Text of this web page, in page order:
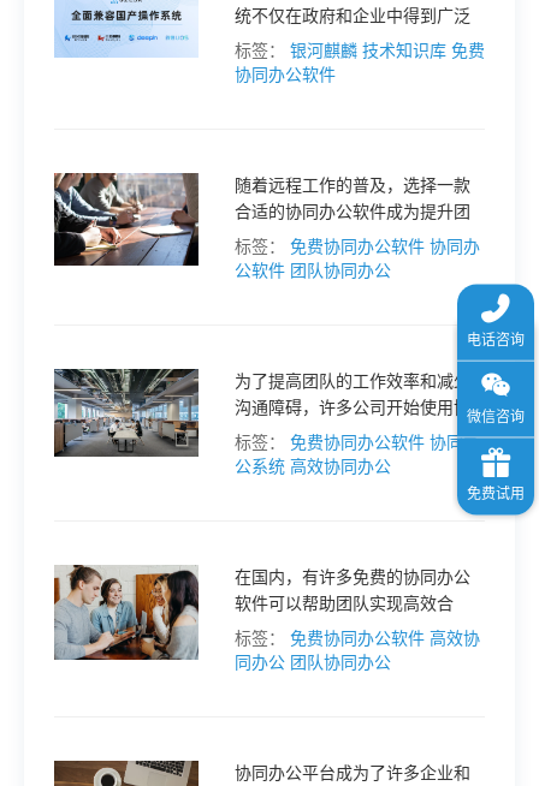
统不仅在政府和企业中得到广泛
应用，也为普通用户提供了丰富
的软件生态。本文将为大家介绍
标签： 银河麒麟 技术知识库 免费
协同办公软件
随着远程工作的普及，选择一款
合适的协同办公软件成为提升团
队效率的关键。
标签： 免费协同办公软件 协同办
公软件 团队协同办公
为了提高团队的工作效率和减少
沟通障碍，许多公司开始使用协
同办公系统。下面将推荐几款免
费的协同办公系统，让团队协作
标签： 免费协同办公软件 协同办
公系统 高效协同办公
在国内，有许多免费的协同办公
软件可以帮助团队实现高效合
作。今天，我们就来盘点一下国
内 8 款免费协同办公软件，帮助
标签： 免费协同办公软件 高效协
同办公 团队协同办公
协同办公平台成为了许多企业和